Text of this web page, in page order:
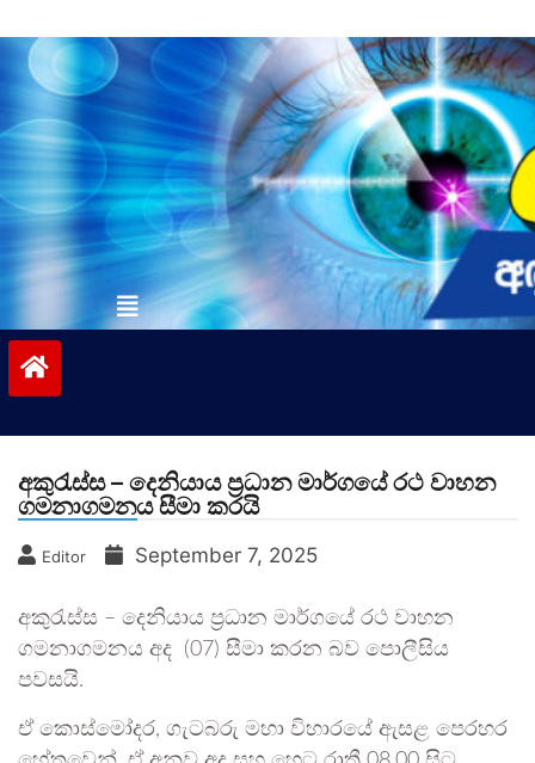
to
contentvinivida.lk
අකුරැස්ස – දෙනියාය ප්‍රධාන මාර්ගයේ රථ වාහන
ගමනාගමනය සීමා කරයි
Editor September 7, 2025
අකුරැස්ස – දෙනියාය ප්‍රධාන මාර්ගයේ රථ වාහන
ගමනාගමනය අද (07) සීමා කරන බව පොලීසිය
පවසයි.
ඒ කොස්මෝදර, ගැටබරු මහා විහාරයේ ඇසළ පෙරහර